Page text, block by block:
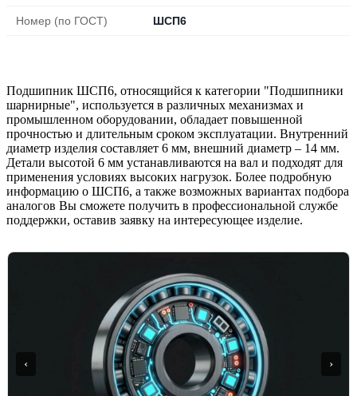
Номер (по ГОСТ) ШСП6
Подшипник ШСП6, относящийся к категории "Подшипники
шарнирные", используется в различных механизмах и
промышленном оборудовании, обладает повышенной
прочностью и длительным сроком эксплуатации. Внутренний
диаметр изделия составляет 6 мм, внешний диаметр – 14 мм.
Детали высотой 6 мм устанавливаются на вал и подходят для
применения условиях высоких нагрузок. Более подробную
информацию о ШСП6, а также возможных вариантах подбора
аналогов Вы сможете получить в профессиональной службе
поддержки, оставив заявку на интересующее изделие.
‹ ›